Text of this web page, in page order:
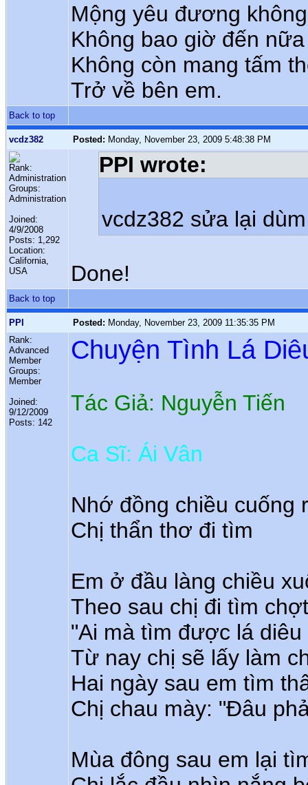
Mộng yêu đương
Không bao giờ đến
Không còn mang tấm
Trở về bên em.
Back to top
vcdz382 Posted: Monday, November 23, 2009 5:48:38 PM
Rank:
Administration
Groups:
Administration
Joined:
4/9/2008
Posts: 1,292
Location:
California,
USA
PPI wrote:
vcdz382 sửa lại dùm
Done!
Back to top
PPI Posted: Monday, November 23, 2009 11:35:35 PM
Rank:
Advanced
Member
Groups:
Member
Joined:
9/12/2009
Posts: 142
Chuyện Tình Lá
Tác Giả: Nguyễn Tiến
Ca Sĩ: Ái Vân
Nhớ đồng chiều cuống
Chị thẩn thơ đi tìm
Em ở đầu làng chiều
Theo sau chị đi tìm
"Ai mà tìm được lá diêu
Từ nay chị sẽ lấy làm
Hai ngày sau em tìm
Chị chau mày: "Đâu
Mùa đông sau em lại